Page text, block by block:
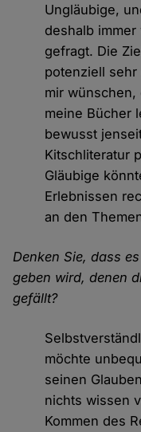
Ungläubige,
deshalb
gefragt. Die
potenziell
mir wünschen,
meine Bücher
bewusst
Kitschliteratur
Gläubige
Erlebnissen
an den
Denken Sie, dass
geben wird, denen
gefällt?
möchte
seinen
nichts wissen
Kommen des